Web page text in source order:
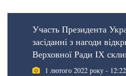
Участь Президента
засіданні з нагоди
Верховної Ради ІХ
1 лютого 2022 року - 12:22